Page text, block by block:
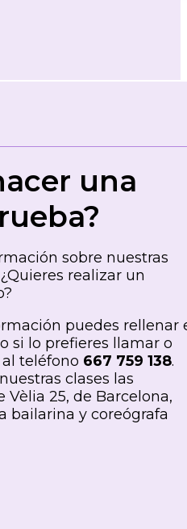
una
sobre nuestras
realizar un
puedes rellenar
si lo prefieres llamar o
teléfono 667 759 138.
clases las
Vèlia 25, de Barcelona,
bailarina y coreógrafa